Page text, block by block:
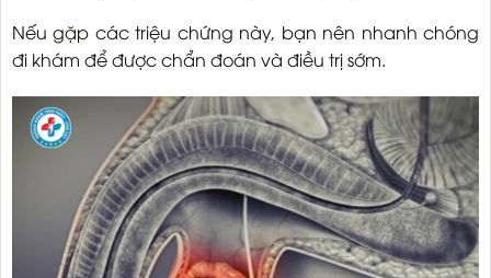
Nếu gặp các triệu chứng này, bạn nên nhanh chóng
đi khám để được chẩn đoán và điều trị sớm.